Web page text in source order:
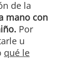
de la
mano con
Por
u
qué le